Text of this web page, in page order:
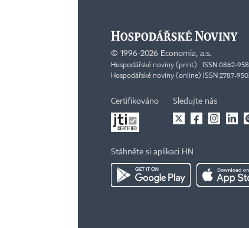
© 1996-2026 Economia, a.s.
Hospodářské noviny (print) ISSN 0862-
Hospodářské noviny (online) ISSN 2787-
Certifikováno Sledujte nás
Stáhněte si aplikaci HN